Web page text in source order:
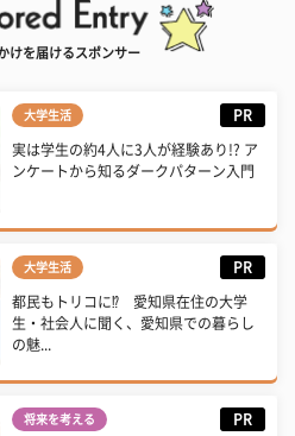
けを届けるスポンサー
大学生活 PR
実は学生の約4人に3人が経験あり!? ア
ンケートから知るダークパターン入門
大学生活 PR
都民もトリコに⁉ 愛知県在住の大学
生・社会人に聞く、愛知県での暮らし
の魅...
将来を考える PR